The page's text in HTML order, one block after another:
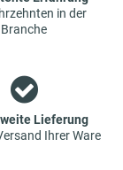
wenn Sie mal
Sie können
in der
Branche
Lieferung
Ihrer Ware